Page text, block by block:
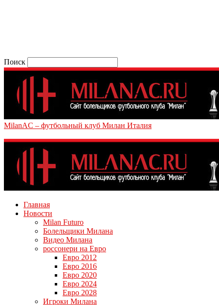
Поиск
MilanAC – футбольный клуб Милан Италия
Главная
Новости
Milan Futuro
Болельщики Милана
Видео Милана
россонери на Евро
Евро 2012
Евро 2016
Евро 2020
Евро 2024
Евро 2028
Игроки Милана